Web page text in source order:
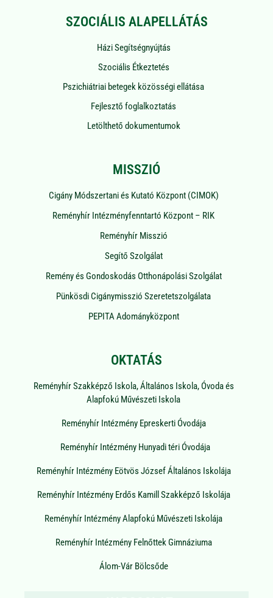
SZOCIÁLIS ALAPELLÁTÁS
Házi Segítségnyújtás
Szociális Étkeztetés
Pszichiátriai betegek közösségi ellátása
Fejlesztő foglalkoztatás
Letölthető dokumentumok
MISSZIÓ
Cigány Módszertani és Kutató Központ (CIMOK)
Reményhír Intézményfenntartó Központ – RIK
Reményhír Misszió
Segítő Szolgálat
Remény és Gondoskodás Otthonápolási Szolgálat
Pünkösdi Cigánymisszió Szeretetszolgálata
PEPITA Adományközpont
OKTATÁS
Reményhír Szakképző Iskola, Általános Iskola, Óvoda és
Alapfokú Művészeti Iskola
Reményhír Intézmény Epreskerti Óvodája
Reményhír Intézmény Hunyadi téri Óvodája
Reményhír Intézmény Eötvös József Általános Iskolája
Reményhír Intézmény Erdős Kamill Szakképző Iskolája
Reményhír Intézmény Alapfokú Művészeti Iskolája
Reményhír Intézmény Felnőttek Gimnáziuma
Álom-Vár Bölcsőde